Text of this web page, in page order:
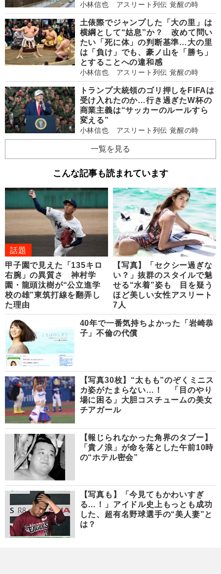
小林信也 アスリート列伝 覚醒の時
土俵際でジャンプした「大の里」は
横綱として“姑息”か？ 改めて問い
たい「死に体」の判断基準…大の里
は「負け」でも、豪ノ山を「勝ち」
とすることへの違和感
小林信也 アスリート列伝 覚醒の時
トランプ大統領のゴリ押しをFIFAは
受け入れたのか…行き過ぎたW杯の
商業主義は“サッカーのルールすら
変える”
小林信也 アスリート列伝 覚醒の時
一覧を見る
こんな記事も読まれています
話題
甲子園で見えた「135キロ
右腕」の異質さ 神村学
園・龍頭汰樹が“公立進学
校の雄”東筑打線を翻弄し
た理由
【写真】「セクシー過ぎな
い？」抜群のスタイルで魅
せる“水着”姿も 目を疑う
ほど美しい女性アスリート
7人
40年で一番気持ちよかった「岩崎恭
子」不倫の代償
【写真30枚】“太もも”のぞくミニス
カ姿がたまらない…！ 「目のやり
場に困る」大胆コスチュームの美女
チアガール
【報じられなかった角界のタブー】
「貴ノ浪」が命を落とした午前10時
の“ホテル密会”
【写真も】「今見てもかわいすぎ
る…！」アイドル史上もっとも成功
した、超有名野球選手の“美人妻”と
は？